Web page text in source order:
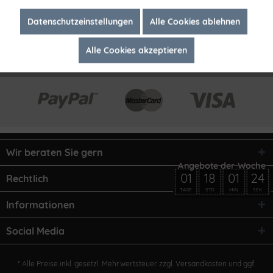
Wir beraten Sie gern
Rechtlich
Informationen
Social Media
* Alle Preise inkl. gesetzl. Mehrwertsteuer zzgl. Versandkosten und ggf.
Marketing Inaktiv
Datenschutzeinstellungen Alle Cookies ablehnen
Alle Cookies akzeptieren
01
TAGE
18
STD
01
MIN
24
SEK